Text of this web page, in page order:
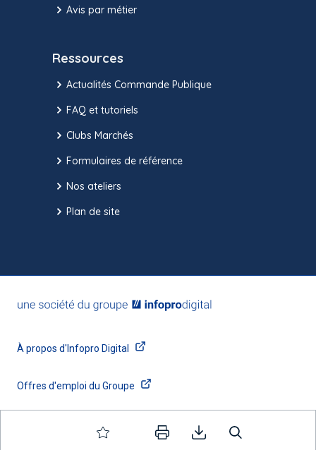
Avis par métier
Ressources
Actualités Commande Publique
FAQ et tutoriels
Clubs Marchés
Formulaires de référence
Nos ateliers
Plan de site